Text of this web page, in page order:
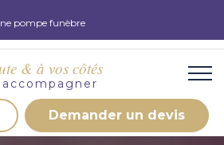
pompe funèbre
& à vos côtés
Demander un devis